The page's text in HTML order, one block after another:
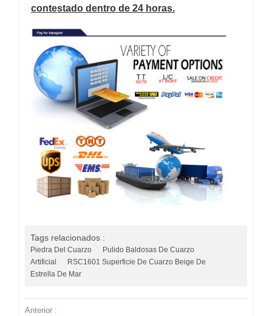
contestado dentro de 24 horas.
Tags relacionados :
Piedra Del Cuarzo
Pulido Baldosas De Cuarzo
Artificial
RSC1601 Superficie De Cuarzo Beige De
Estrella De Mar
Anterior :